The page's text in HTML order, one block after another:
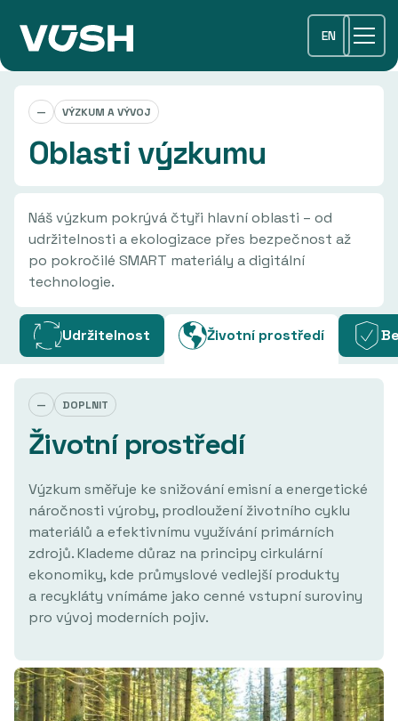
EN
— VÝZKUM A VÝVOJ
Oblasti výzkumu
Náš výzkum pokrývá čtyři hlavní oblasti – od
udržitelnosti a ekologizace přes bezpečnost až
po pokročilé SMART materiály a digitální
technologie.
Udržitelnost Životní prostředí
— DOPLNIT
Životní prostředí
Výzkum směřuje ke snižování emisní a energetické
náročnosti výroby, prodloužení životního cyklu
materiálů a efektivnímu využívání primárních
zdrojů. Klademe důraz na principy cirkulární
ekonomiky, kde průmyslové vedlejší produkty
a recykláty vnímáme jako cenné vstupní suroviny
pro vývoj moderních pojiv.